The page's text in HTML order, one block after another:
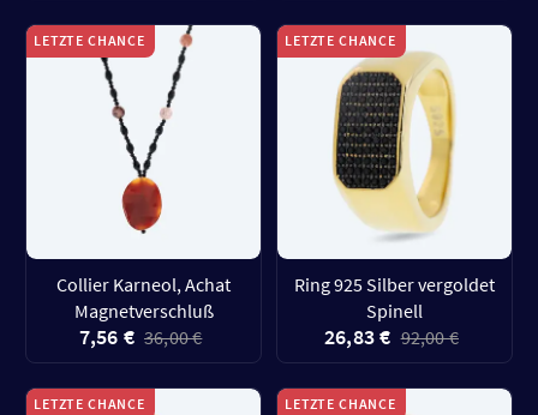
LETZTE CHANCE
Collier Karneol, Achat
Magnetverschluß
7,56 € 36,00 €
LETZTE CHANCE
Ring 925 Silber vergoldet
Spinell
26,83 € 92,00 €
LETZTE CHANCE LETZTE CHANCE